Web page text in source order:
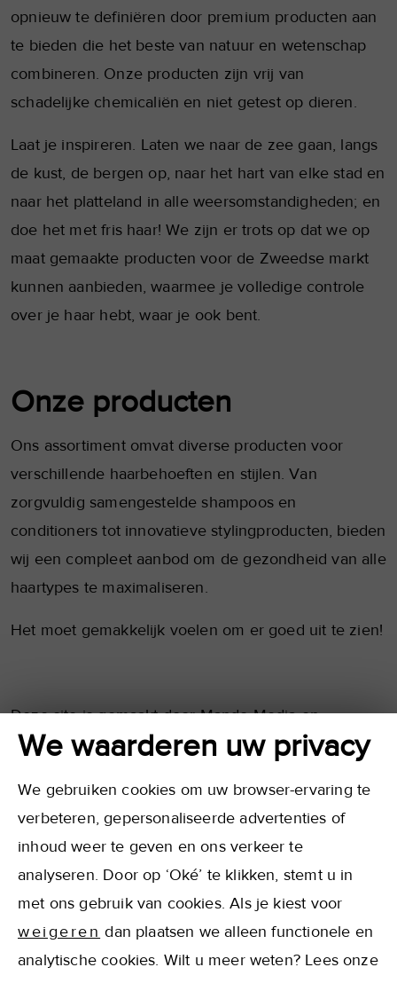
opnieuw te definiëren door premium producten aan
te bieden die het beste van natuur en wetenschap
combineren. Onze producten zijn vrij van
schadelijke chemicaliën en niet getest op dieren.
Laat je inspireren. Laten we naar de zee gaan, langs
de kust, de bergen op, naar het hart van elke stad en
naar het platteland in alle weersomstandigheden; en
doe het met fris haar! We zijn er trots op dat we op
maat gemaakte producten voor de Zweedse markt
kunnen aanbieden, waarmee je volledige controle
over je haar hebt, waar je ook bent.
Onze producten
Ons assortiment omvat diverse producten voor
verschillende haarbehoeften en stijlen. Van
zorgvuldig samengestelde shampoos en
conditioners tot innovatieve stylingproducten, bieden
wij een compleet aanbod om de gezondheid van alle
haartypes te maximaliseren.
Het moet gemakkelijk voelen om er goed uit te zien!
Deze site is gemaakt door Mando Media en
optimized byRené Greve.
©2026 Vision Haircare B.V. - Alle rechten
voorbehouden
We waarderen uw privacy
We gebruiken cookies om uw browser-ervaring te
verbeteren, gepersonaliseerde advertenties of
inhoud weer te geven en ons verkeer te
analyseren. Door op ‘Oké’ te klikken, stemt u in
met ons gebruik van cookies. Als je kiest voor
weigeren dan plaatsen we alleen functionele en
analytische cookies. Wilt u meer weten? Lees onze